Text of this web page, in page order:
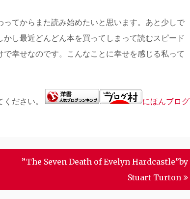
てからまた読み始めたいと思います。あと少しで
し最近どんどん本を買ってしまって読むスピード
幸せなのです。こんなことに幸せを感じる私って
ださい。
にほんブログ
”The Seven Death of Evelyn Hardcastle”by
Stuart Turton